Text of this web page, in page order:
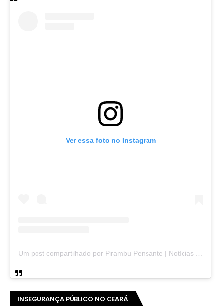
Ver essa foto no Instagram
Um post compartilhado por Pirambu Pensante | Notícias & Entretenimento (@pirambupensante)
INSEGURANÇA PÚBLICO NO CEARÁ